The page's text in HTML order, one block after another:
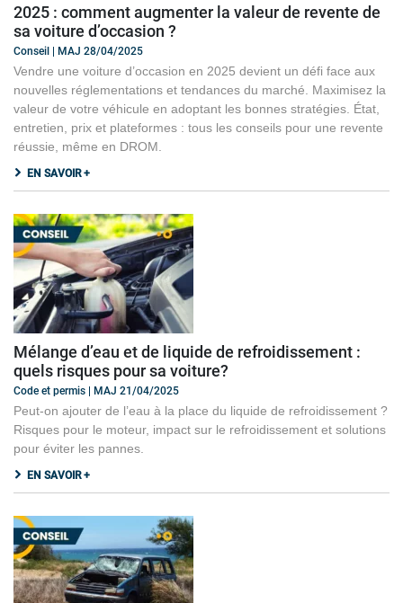
2025 : comment augmenter la valeur de revente de
sa voiture d’occasion ?
Conseil | MAJ 28/04/2025
Vendre une voiture d’occasion en 2025 devient un défi face aux
nouvelles réglementations et tendances du marché. Maximisez la
valeur de votre véhicule en adoptant les bonnes stratégies. État,
entretien, prix et plateformes : tous les conseils pour une revente
réussie, même en DROM.
EN SAVOIR +
Mélange d’eau et de liquide de refroidissement :
quels risques pour sa voiture?
Code et permis | MAJ 21/04/2025
Peut-on ajouter de l’eau à la place du liquide de refroidissement ?
Risques pour le moteur, impact sur le refroidissement et solutions
pour éviter les pannes.
EN SAVOIR +